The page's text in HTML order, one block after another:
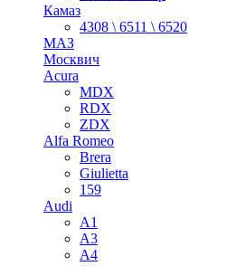
Камаз
4308 \ 6511 \ 6520
МАЗ
Москвич
Acura
MDX
RDX
ZDX
Alfa Romeo
Brera
Giulietta
159
Audi
A1
A3
A4